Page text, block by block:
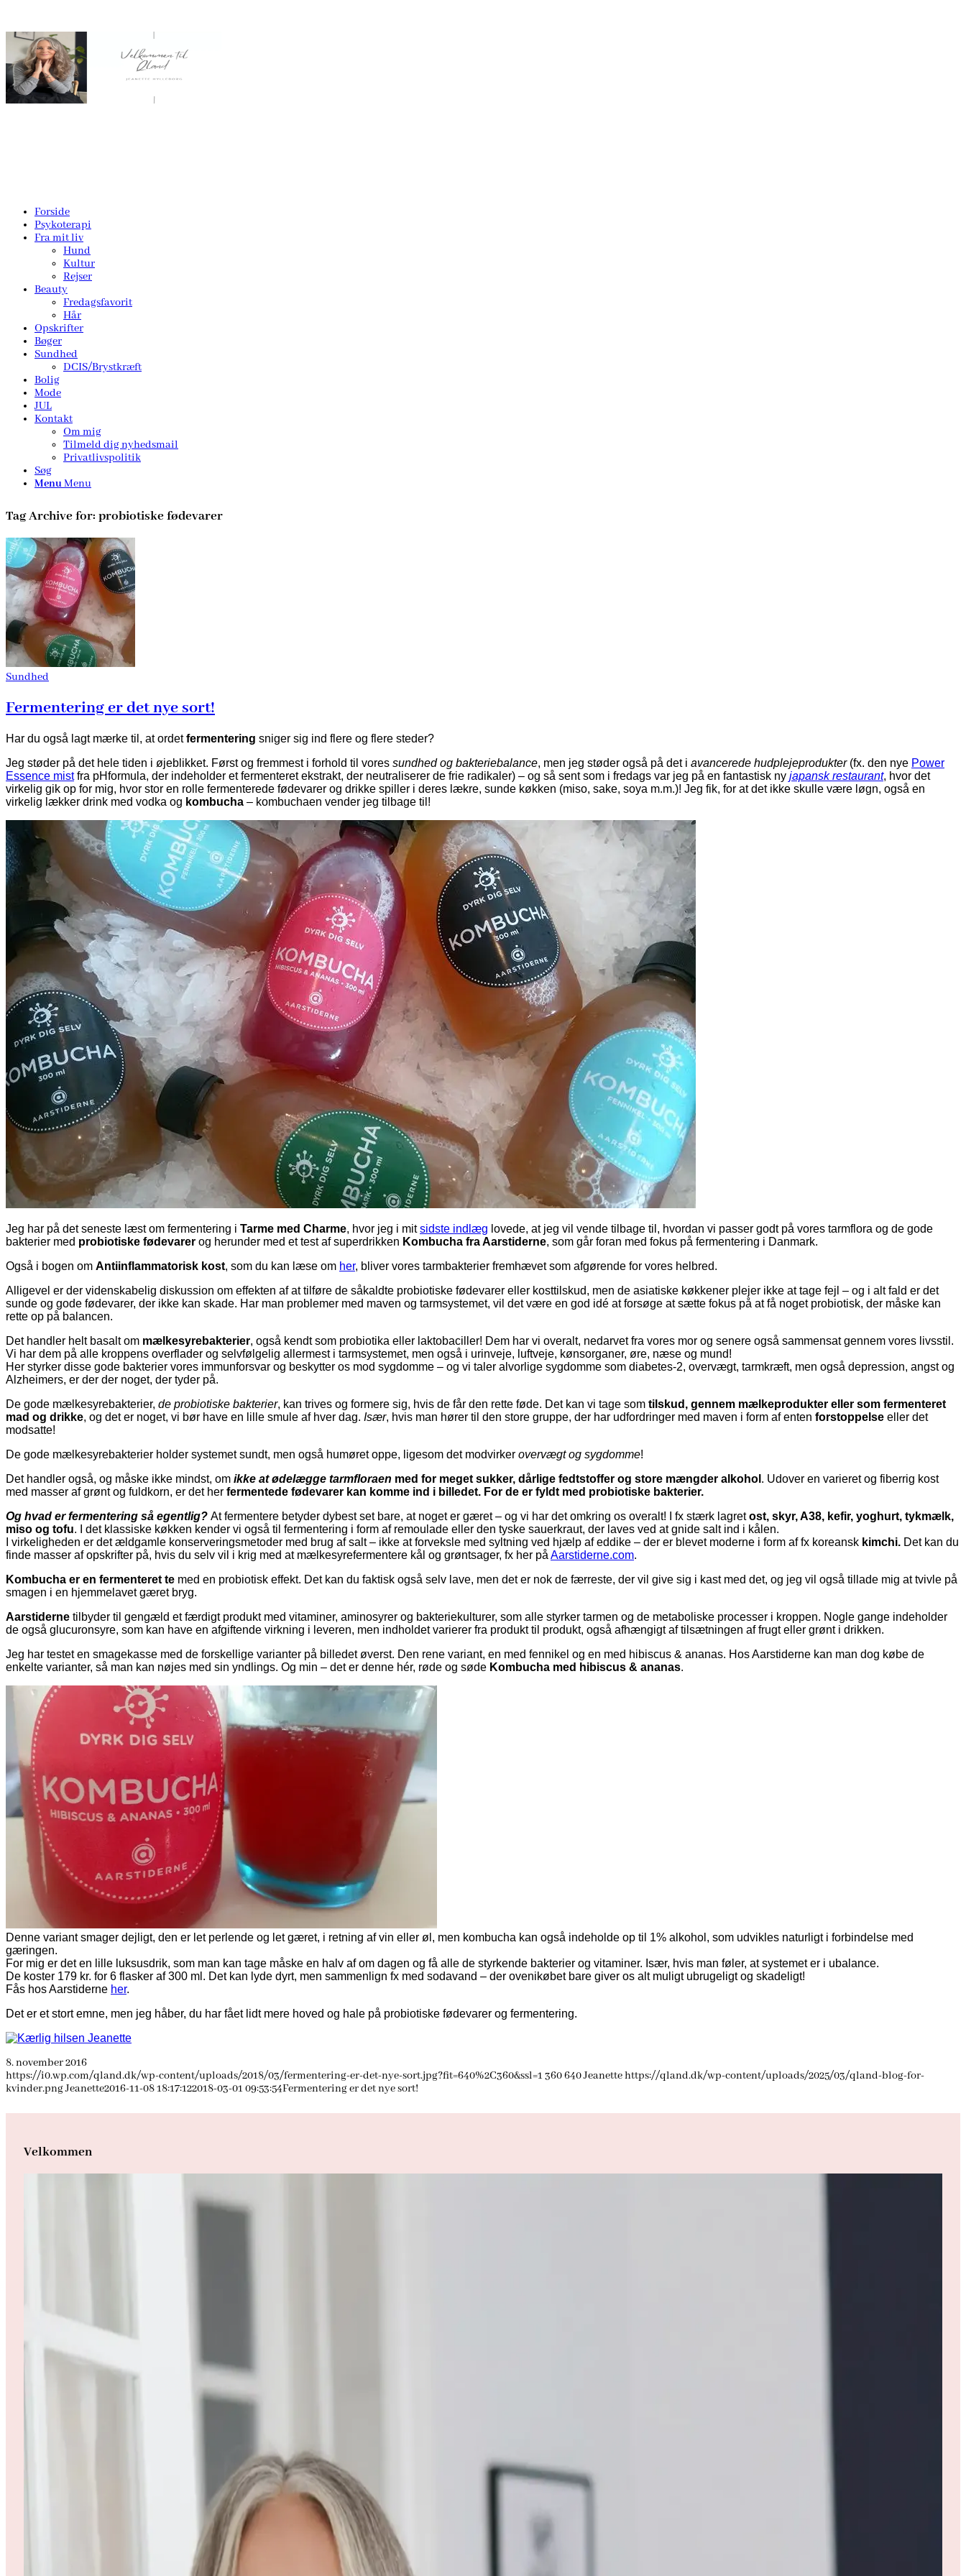
Forside
Psykoterapi
Fra mit liv
Hund
Kultur
Rejser
Beauty
Fredagsfavorit
Hår
Opskrifter
Bøger
Sundhed
DCIS/Brystkræft
Bolig
Mode
JUL
Kontakt
Om mig
Tilmeld dig nyhedsmail
Privatlivspolitik
Søg
MenuMenu
Tag Archive for: probiotiske fødevarer
Sundhed
Fermentering er det nye sort!
Har du også lagt mærke til, at ordetfermentering sniger sig ind flere og flere steder?
Jeg støder på det hele tiden i øjeblikket. Først og fremmest i forhold til vores sundhed og bakteriebalance, men jeg støder også på det i avancerede hudplejeprodukter(fx. den nye Power
Essence mistfra pHformula, der indeholder et fermenteret ekstrakt, der neutraliserer de frie radikaler) – og så sent som i fredags var jeg på en fantastisk ny japansk restaurant, hvor det
virkelig gik op for mig, hvor stor en rolle fermenterede fødevarer og drikke spiller i deres lækre, sunde køkken (miso, sake, soya m.m.)! Jeg fik, for at det ikke skulle være løgn, også en
virkelig lækker drink med vodka og kombucha – kombuchaen vender jeg tilbage til!
Jeg har på det seneste læst om fermentering i Tarme med Charme, hvor jeg i mitsidste indlæg lovede, at jeg vil vende tilbage til, hvordan vi passer godt på vores tarmflora og de gode
bakterier med probiotiske fødevarer og herunder med et test af superdrikken Kombucha fra Aarstiderne, som går foran med fokus på fermentering i Danmark.
Også i bogen om Antiinflammatorisk kost, som du kan læse om her, bliver vores tarmbakterier fremhævet som afgørende for vores helbred.
Alligevel er der videnskabelig diskussion om effekten af at tilføre de såkaldte probiotiske fødevarer eller kosttilskud, men de asiatiske køkkener plejer ikke at tage fejl – og i alt fald er det
sunde og gode fødevarer, der ikke kan skade. Har man problemer med maven og tarmsystemet, vil det være en god idé at forsøge at sætte fokus på at få noget probiotisk, der måske kan
rette op på balancen.
Det handler helt basalt om mælkesyrebakterier, også kendt som probiotika eller laktobaciller! Dem har vi overalt, nedarvet fra vores mor og senere også sammensat gennem vores livsstil.
Vi har dem på alle kroppens overflader og selvfølgelig allermest i tarmsystemet, men også i urinveje, luftveje, kønsorganer, øre, næse og mund!
Her styrker disse gode bakterier vores immunforsvar og beskytter os mod sygdomme – og vi taler alvorlige sygdomme som diabetes-2, overvægt, tarmkræft, men også depression, angst og
Alzheimers, er der der noget, der tyder på.
De gode mælkesyrebakterier, de probiotiske bakterier, kan trives og formere sig, hvis de får den rette føde. Det kan vi tage som tilskud, gennem mælkeprodukter eller som fermenteret
mad og drikke, og det er noget, vi bør have en lille smule af hver dag. Især, hvis man hører til den store gruppe, der har udfordringer med maven i form af enten forstoppelse eller det
modsatte!
De gode mælkesyrebakterier holder systemet sundt, men også humøret oppe, ligesom det modvirker overvægt og sygdomme!
Det handler også, og måske ikke mindst, om ikke at ødelægge tarmfloraen med for meget sukker, dårlige fedtstoffer og store mængder alkohol . Udover en varieret og fiberrig kost
med masser af grønt og fuldkorn, er det her fermentede fødevarer kan komme ind i billedet. For de er fyldt med probiotiske bakterier.
Og hvad er fermentering så egentlig? At fermentere betyder dybest set bare, at noget er gæret – og vi har det omkring os overalt! I fx stærk lagretost, skyr, A38, kefir, yoghurt, tykmælk,
miso og tofu. I det klassiske køkken kender vi også til fermentering i form af remoulade eller den tyske sauerkraut, der laves ved at gnide salt ind i kålen.
I virkeligheden er det ældgamle konserveringsmetoder med brug af salt – ikke at forveksle med syltning ved hjælp af eddike – der er blevet moderne i form af fx koreansk kimchi. Det kan du
finde masser af opskrifter på, hvis du selv vil i krig med at mælkesyrefermentere kål og grøntsager, fx her på Aarstiderne.com.
Kombucha er en fermenteret te med en probiotisk effekt. Det kan du faktisk også selv lave, men det er nok de færreste, der vil give sig i kast med det, og jeg vil også tillade mig at tvivle på
smagen i en hjemmelavet gæret bryg.
Aarstiderne tilbyder til gengæld et færdigt produkt med vitaminer, aminosyrer og bakteriekulturer, som alle styrker tarmen og de metaboliske processer i kroppen. Nogle gange indeholder
de også glucuronsyre, som kan have en afgiftende virkning i leveren, men indholdet varierer fra produkt til produkt, også afhængigt af tilsætningen af frugt eller grønt i drikken.
Jeg har testet en smagekasse med de forskellige varianter på billedet øverst. Den rene variant, en med fennikel og en med hibiscus & ananas. Hos Aarstiderne kan man dog købe de
enkelte varianter, så man kan nøjes med sin yndlings. Og min – det er denne hér, røde og søde Kombucha med hibiscus & ananas.
Denne variant smager dejligt, den er let perlende og let gæret, i retning af vin eller øl, men kombucha kan også indeholde op til 1% alkohol, som udvikles naturligt i forbindelse med
gæringen.
For mig er det en lille luksusdrik, som man kan tage måske en halv af om dagen og få alle de styrkende bakterier og vitaminer. Især, hvis man føler, at systemet er i ubalance.
De koster 179 kr. for 6 flasker af 300 ml. Det kan lyde dyrt, men sammenlign fx med sodavand – der ovenikøbet bare giver os alt muligt ubrugeligt og skadeligt!
Fås hos Aarstiderne her.
Det er et stort emne, men jeg håber, du har fået lidt mere hoved og hale på probiotiske fødevarer og fermentering.
8. november 2016
https://i0.wp.com/qland.dk/wp-content/uploads/2018/03/fermentering-er-det-nye-sort.jpg?fit=640%2C360&ssl=1 360640Jeanettehttps://qland.dk/wp-content/uploads/2025/03/qland-blog-for-
kvinder.pngJeanette2016-11-08 18:17:122018-03-01 09:53:54Fermentering er det nye sort!
Velkommen